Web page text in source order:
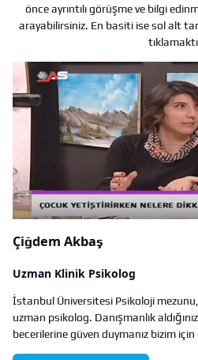
önce ayrıntılı görüşme ve bilgi
arayabilirsiniz. En basiti ise sol alt
Çiğdem Akbaş
Uzman Klinik Psikolog
İstanbul Üniversitesi Psikoloji
uzman psikolog. Danışmanlık
becerilerine güven duymanız bizim